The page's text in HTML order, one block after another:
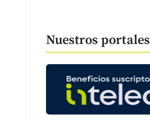
Nuestros portales